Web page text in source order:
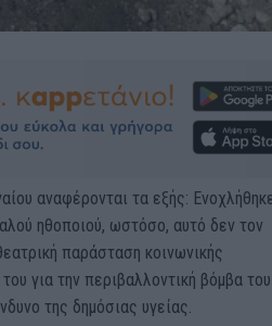
αναφέρονται τα εξής:
ηθοποιού, ωστόσο, αυτό δεν τον
παράσταση κοινωνικής
για την περιβαλλοντική βόμβα του
της δημόσιας υγείας.